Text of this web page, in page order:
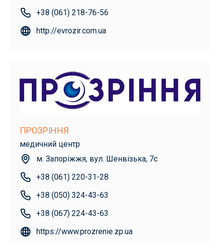
+38 (061) 218-76-56
http://evrozir.com.ua
ПРОЗРІННЯ
медичний центр
м. Запоріжжя, вул. Шенвізька, 7с
+38 (061) 220-31-28
+38 (050) 324-43-63
+38 (067) 224-43-63
https://www.prozrenie.zp.ua